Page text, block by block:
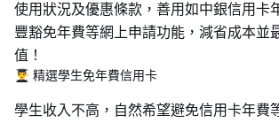
使用狀況及優惠條款，善用如中銀信用卡
豐豁免年費等網上申請功能，減省成本並
值！
👨‍🎓 精選學生免年費信用卡
學生收入不高，自然希望避免信用卡年費